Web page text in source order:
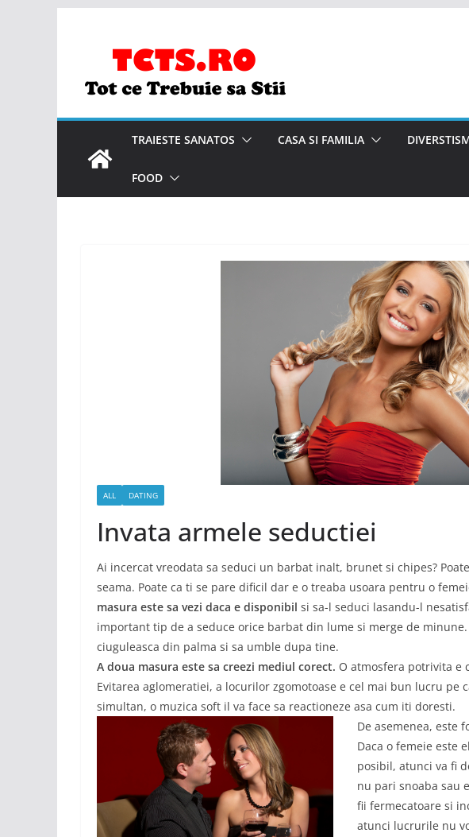
TRAIESTE SANATOS CASA SI FAMILIA
FOOD
ALL DATING
Invata armele seductiei
Ai incercat vreodata sa seduci un barbat inalt, brunet si chipes?
seama. Poate ca ti se pare dificil dar e o treaba usoara pentru o
masura este sa vezi daca e disponibil si sa-l seduci lasandu-l
important tip de a seduce orice barbat din lume si merge de
ciuguleasca din palma si sa umble dupa tine.
A doua masura este sa creezi mediul corect. O atmosfera potrivita e
Evitarea aglomeratiei, a locurilor zgomotoase e cel mai bun lucru pe
simultan, o muzica soft il va face sa reactioneze asa cum iti doresti.
De asemenea, este
Daca o femeie este
posibil, atunci va fi
nu pari snoaba sau
fii fermecatoare si
atunci lucrurile nu